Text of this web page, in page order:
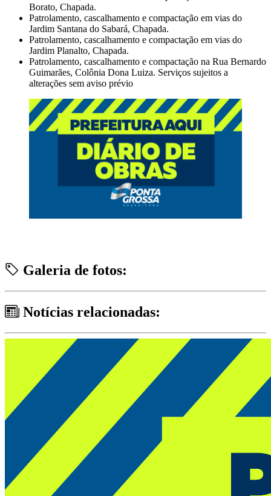
Borato, Chapada.
Patrolamento, cascalhamento e compactação em vias do
Jardim Santana do Sabará, Chapada.
Patrolamento, cascalhamento e compactação em vias do
Jardim Planalto, Chapada.
Patrolamento, cascalhamento e compactação na Rua Bernardo
Guimarães, Colônia Dona Luiza. Serviços sujeitos a
alterações sem aviso prévio
Galeria de fotos:
Notícias relacionadas: